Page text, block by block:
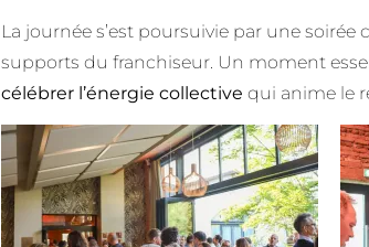
La journée s’est poursuivie par une
supports du franchiseur. Un moment
célébrer l’énergie collective qui anime le